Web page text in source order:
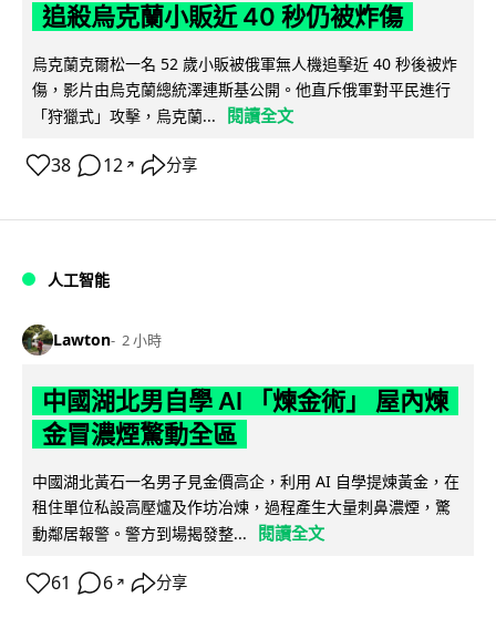
追殺烏克蘭小販近 40 秒仍被炸傷
烏克蘭克爾松一名 52 歲小販被俄軍無人機追擊近 40 秒後被炸
傷，影片由烏克蘭總統澤連斯基公開。他直斥俄軍對平民進行
「狩獵式」攻擊，烏克蘭...
閱讀全文
38 12 ↗ 分享
人工智能
Lawton 2 小時
中國湖北男自學 AI 「煉金術」 屋內煉
金冒濃煙驚動全區
中國湖北黃石一名男子見金價高企，利用 AI 自學提煉黃金，在
租住單位私設高壓爐及作坊冶煉，過程產生大量刺鼻濃煙，驚
動鄰居報警。警方到場揭發整...
閱讀全文
61 6 ↗ 分享